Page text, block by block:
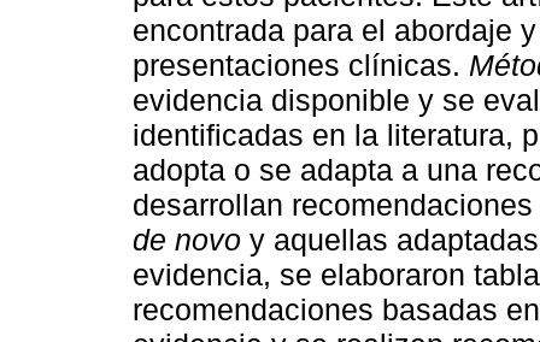
encontrada para el abordaje
presentaciones clínicas.
evidencia disponible y se
identificadas en la literatura,
adopta o se adapta a una
desarrollan recomendaciones
de novo y aquellas
evidencia, se elaboraron
recomendaciones basadas